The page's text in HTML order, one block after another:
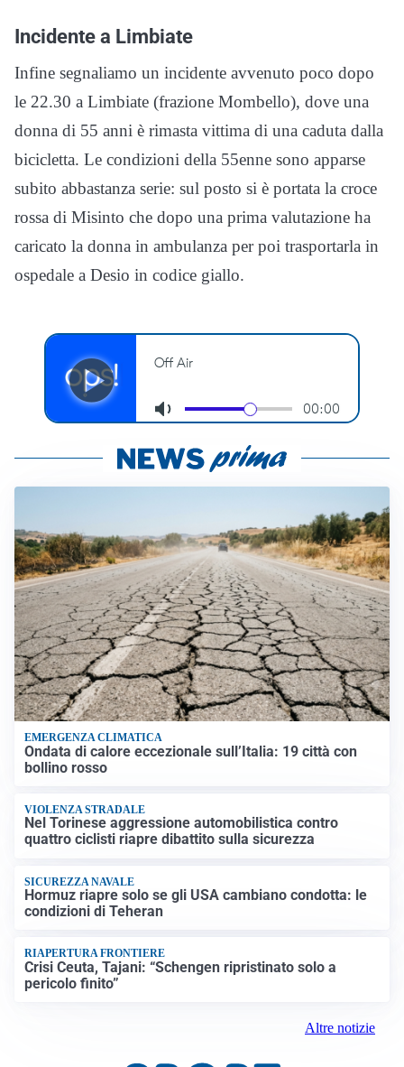
Incidente a Limbiate
Infine segnaliamo un incidente avvenuto poco dopo
le 22.30 a Limbiate (frazione Mombello), dove una
donna di 55 anni è rimasta vittima di una caduta dalla
bicicletta. Le condizioni della 55enne sono apparse
subito abbastanza serie: sul posto si è portata la croce
rossa di Misinto che dopo una prima valutazione ha
caricato la donna in ambulanza per poi trasportarla in
ospedale a Desio in codice giallo.
EMERGENZA CLIMATICA
Ondata di calore eccezionale sull’Italia: 19 città con
bollino rosso
VIOLENZA STRADALE
Nel Torinese aggressione automobilistica contro
quattro ciclisti riapre dibattito sulla sicurezza
SICUREZZA NAVALE
Hormuz riapre solo se gli USA cambiano condotta: le
condizioni di Teheran
RIAPERTURA FRONTIERE
Crisi Ceuta, Tajani: “Schengen ripristinato solo a
pericolo finito”
Altre notizie